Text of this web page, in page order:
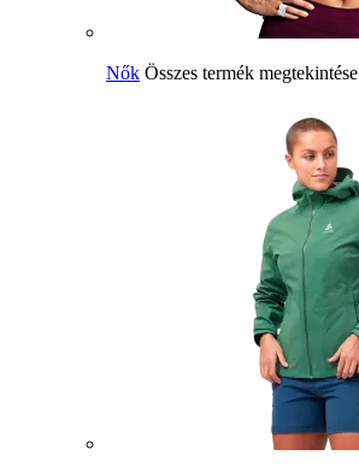
Nők Összes termék megtekintése